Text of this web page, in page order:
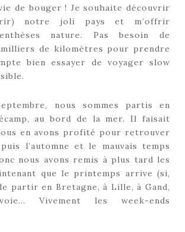
de bouger ! Je souhaite découvrir
notre joli pays et m’offrir
nature. Pas besoin de
de kilomètres pour prendre
bien essayer de voyager slow
nous sommes partis en
au bord de la mer. Il faisait
en avons profité pour retrouver
l’automne et le mauvais temps
nous avons remis à plus tard les
que le printemps arrive (si,
partir en Bretagne, à Lille, à Gand,
Vivement les week-ends